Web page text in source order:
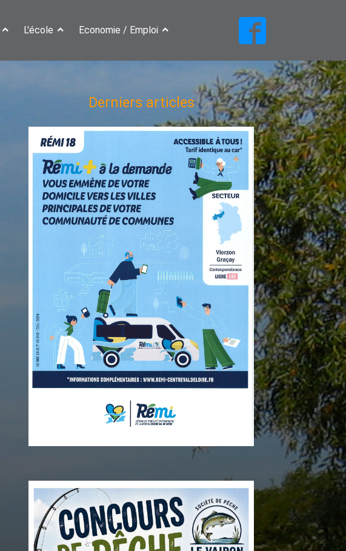
L'école Economie / Emploi
Derniers articles